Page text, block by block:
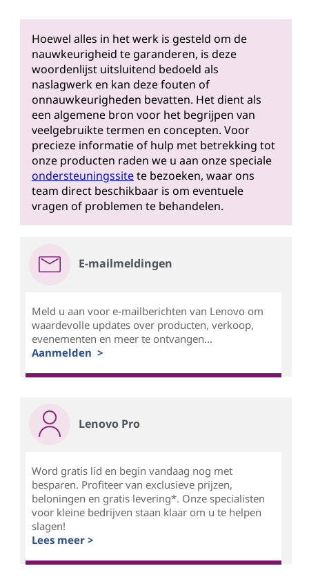
Hoewel alles in het werk is gesteld om de
nauwkeurigheid te garanderen, is deze
woordenlijst uitsluitend bedoeld als
naslagwerk en kan deze fouten of
onnauwkeurigheden bevatten. Het dient als
een algemene bron voor het begrijpen van
veelgebruikte termen en concepten. Voor
precieze informatie of hulp met betrekking tot
onze producten raden we u aan onze speciale
ondersteuningssitete bezoeken, waar ons
team direct beschikbaar is om eventuele
vragen of problemen te behandelen.
E-mailmeldingen
Meld u aan voor e-mailberichten van Lenovo om
waardevolle updates over producten, verkoop,
evenementen en meer te ontvangen...
Aanmelden >
Lenovo Pro
Word gratis lid en begin vandaag nog met
besparen. Profiteer van exclusieve prijzen,
beloningen en gratis levering*. Onze specialisten
voor kleine bedrijven staan klaar om u te helpen
slagen!
Lees meer >